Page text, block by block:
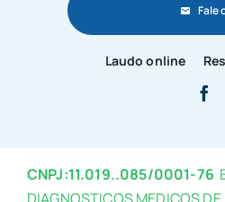
Fale
Laudo online
CNPJ:11.019..085/0001-76